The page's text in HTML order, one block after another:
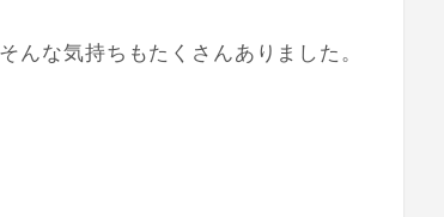
んな気持ちもたくさんありました。